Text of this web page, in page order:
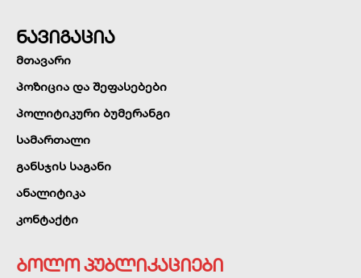
ნავიგაცია
მთავარი
პოზიცია და შეფასებები
პოლიტიკური ბუმერანგი
სამართალი
განსჯის საგანი
ანალიტიკა
კონტაქტი
ბოლო პუბლიკაციები